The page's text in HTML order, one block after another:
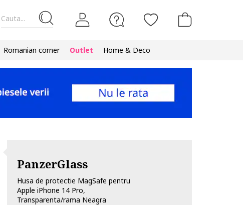
Cauta...
Romanian corner Outlet Home & Deco
PanzerGlass
Husa de protectie MagSafe pentru
Apple iPhone 14 Pro,
Transparenta/rama Neagra